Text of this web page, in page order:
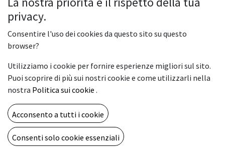
Cos’è Proxmox? Guida Completa e Vantaggi per
le Aziende nella Virtualizzazione
In questo articolo Introduzione Cos'è Proxmox Come funziona Proxmox I
vantaggi di Proxmox per le Aziende Proxmox: Applicazioni Reali
Conclusione /* Importing Source Sans Pro font */ @import url('https...
Backup Server Infrastruttura IT Open Source
Proxmox
Proxmox per aziende
Sicurezza dei dati
Virtualizzazione
Virtual Machine (VM)
0 8448
CHI SIAMO
privacy.
Consentire l'uso dei cookies da questo sito su questo
browser?
Utilizziamo i cookie per fornire esperienze migliori sul sito.
Puoi scoprire di più sui nostri cookie e come utilizzarli nella
nostra Politica sui cookie .
Acconsento a tutti i cookie
Consenti solo cookie essenziali